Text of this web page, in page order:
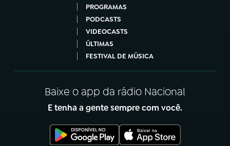
PROGRAMAS
PODCASTS
VIDEOCASTS
ÚLTIMAS
FESTIVAL DE MÚSICA
Baixe o app da rádio Nacional
E tenha a gente sempre com você.